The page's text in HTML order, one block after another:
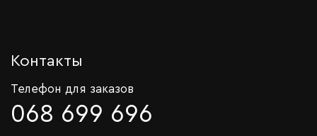
Контакты
Телефон для заказов
068 699 696